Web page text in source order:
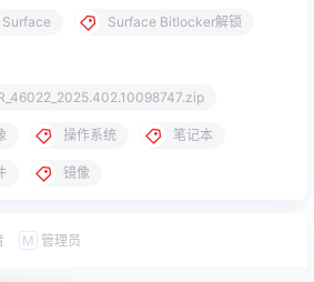
Surface Surface Bitlocker解锁
操作系统 笔记本
镜像
M 管理员